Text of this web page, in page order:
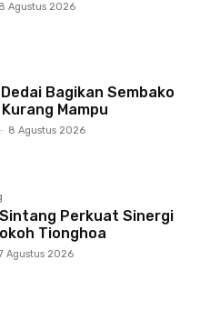
8 Agustus 2026
Bagikan Sembako
Mampu
- 8 Agustus 2026
Perkuat Sinergi
Tionghoa
Agustus 2026